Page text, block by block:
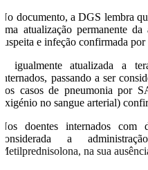
No documento, a DGS lembra
uma atualização permanente
suspeita e infeção confirmada
É igualmente atualizada a
internados, passando a ser
nos casos de pneumonia por
oxigénio no sangue arterial)
Nos doentes internados com
considerada a
Metilprednisolona, na sua